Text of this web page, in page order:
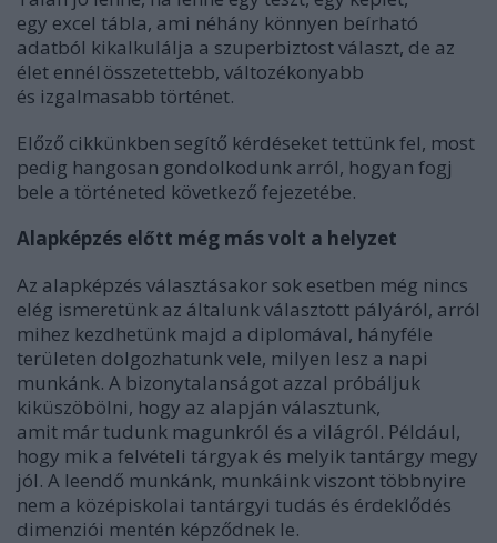
egy excel tábla, ami néhány könnyen beírható
adatból kikalkulálja a szuperbiztost választ, de az
élet ennél összetettebb, változékonyabb
és izgalmasabb történet.
Előző cikkünkben segítő kérdéseket tettünk fel, most
pedig hangosan gondolkodunk arról, hogyan fogj
bele a történeted következő fejezetébe.
Alapképzés előtt még más volt a helyzet
Az alapképzés választásakor sok esetben még nincs
elég ismeretünk az általunk választott pályáról, arról
mihez kezdhetünk majd a diplomával, hányféle
területen dolgozhatunk vele, milyen lesz a napi
munkánk. A bizonytalanságot azzal próbáljuk
kiküszöbölni, hogy az alapján választunk,
amit már tudunk magunkról és a világról. Például,
hogy mik a felvételi tárgyak és melyik tantárgy megy
jól. A leendő munkánk, munkáink viszont többnyire
nem a középiskolai tantárgyi tudás és érdeklődés
dimenziói mentén képződnek le.